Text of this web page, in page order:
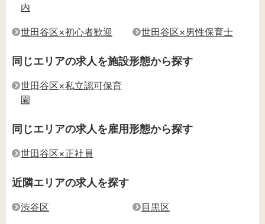
内
世田谷区×初心者歓迎 世田谷区×男性保育士
同じエリアの求人を施設形態から探す
世田谷区×私立認可保育
園
同じエリアの求人を雇用形態から探す
世田谷区×正社員
近隣エリアの求人を探す
渋谷区 目黒区